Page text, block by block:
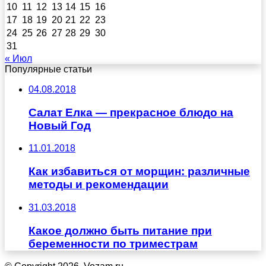
10 11 12 13 14 15 16
17 18 19 20 21 22 23
24 25 26 27 28 29 30
31
« Июл
Популярные статьи
04.08.2018
Салат Елка — прекрасное блюдо на
Новый Год
11.01.2018
Как избавиться от морщин: различные
методы и рекомендации
31.03.2018
Какое должно быть питание при
беременности по триместрам